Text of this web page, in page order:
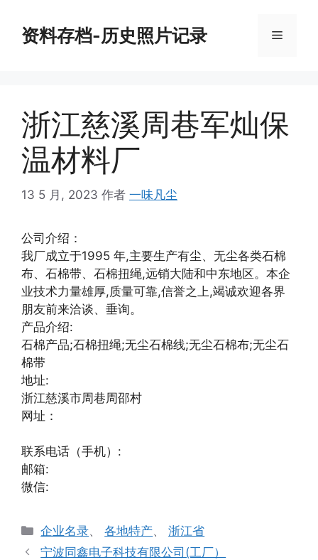
资料存档-历史照片记录 菜
浙江慈溪周巷军灿保
温材料厂
13 5 月, 2023 作者 一味凡尘
公司介绍：
我厂成立于1995 年,主要生产有尘、无尘各类石棉
布、石棉带、石棉扭绳,远销大陆和中东地区。本企
业技术力量雄厚,质量可靠,信誉之上,竭诚欢迎各界
朋友前来洽谈、垂询。
产品介绍:
石棉产品;石棉扭绳;无尘石棉线;无尘石棉布;无尘石
棉带
地址:
浙江慈溪市周巷周邵村
网址：
联系电话（手机）:
邮箱:
微信:
分
类
企业名录、各地特产、浙江省
宁波同鑫电子科技有限公司(工厂）